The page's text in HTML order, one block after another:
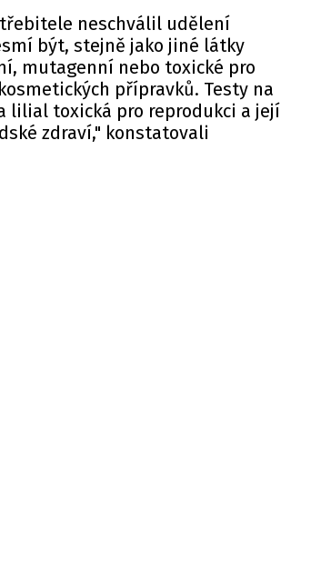
neschválil udělení
být, stejně jako jiné látky
mutagenní nebo toxické pro
přípravků. Testy na
lilial toxická pro reprodukci a její
zdraví," konstatovali